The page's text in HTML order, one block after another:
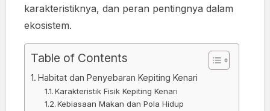
karakteristiknya, dan peran pentingnya dalam
ekosistem.
Table of Contents
Habitat dan Penyebaran Kepiting Kenari
Karakteristik Fisik Kepiting Kenari
Kebiasaan Makan dan Pola Hidup